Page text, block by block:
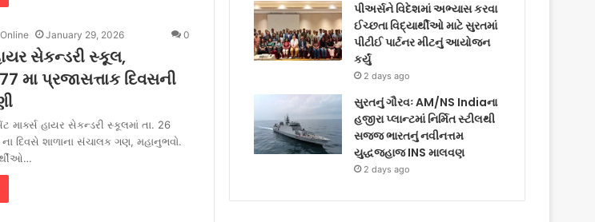
January 29, 2026 0
સેકન્ડરી સ્કૂલ,
મા પ્રજાસત્તાક દિવસની
માર્ક્સ હાયર સેકન્ડરી સ્કૂલમાં તા. 26
દિવસે શાળાના સંચાલક ગણ, મહાનુભવો.
પીઅર્સને વિદેશમાં અભ્યાસ કરવા
ઈચ્છતા વિદ્યાર્થીઓ માટે સુરતમાં
પીટીઈ પાર્ટનર મીટનું આયોજન
કર્યું
2 days ago
સુરતનું ગૌરવઃ AM/NS Indiaના
હજીરા પ્લાન્ટમાં નિર્મિત સ્ટીલથી
સજ્જ ભારતનું નવીનત્તમ
યુદ્ધજહાજ INS માલવણ
2 days ago